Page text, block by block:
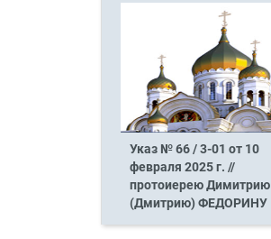
Указ № 66 / 3-01 от 10
февраля 2025 г. //
протоиерею Димитрию
(Дмитрию) ФЕДОРИНУ